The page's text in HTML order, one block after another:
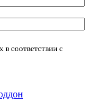
в соответствии с